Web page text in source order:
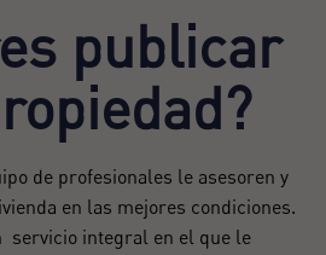
publicar
de profesionales le asesoren y
en las mejores condiciones.
servicio integral en el que le